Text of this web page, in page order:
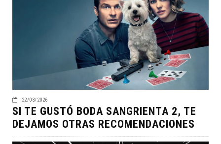
22/03/2026
SI TE GUSTÓ BODA SANGRIENTA 2, TE
DEJAMOS OTRAS RECOMENDACIONES